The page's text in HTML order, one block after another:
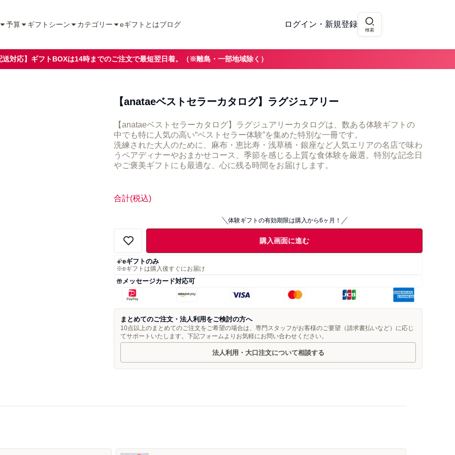
予算 ギフトシーン カテゴリー eギフトとはブログ ログイン・新規登録
検索
送対応】ギフトBOXは14時までのご注文で最短翌日着。（※離島・一部地域除く）
【anataeベストセラーカタログ】ラグジュアリー
【anataeベストセラーカタログ】ラグジュアリーカタログは、数ある体験ギフトの
中でも特に人気の高い“ベストセラー体験”を集めた特別な一冊です。
洗練された大人のために、麻布・恵比寿・浅草橋・銀座など人気エリアの名店で味わ
うペアディナーやおまかせコース、季節を感じる上質な食体験を厳選。特別な記念日
やご褒美ギフトにも最適な、心に残る時間をお届けします。
合計(税込)
体験ギフトの有効期限は購入から6ヶ月！
購入画面に進む
eギフトのみ
※eギフトは購入後すぐにお届け
メッセージカード対応可
まとめてのご注文・法人利用をご検討の方へ
10点以上のまとめてのご注文をご希望の場合は、専門スタッフがお客様のご要望（請求書払いなど）に応じ
てサポートいたします。下記フォームよりお気軽にお問い合わせください。
法人利用・大口注文について相談する